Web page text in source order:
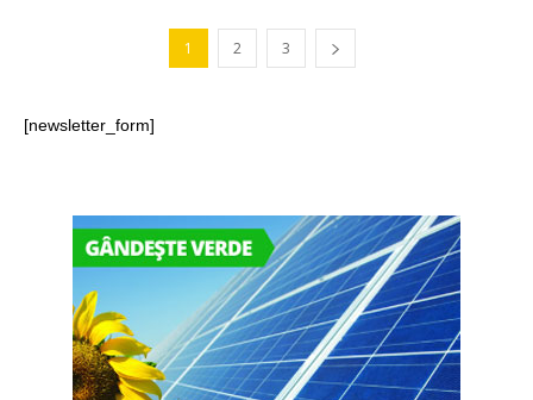
1 2 3
[newsletter_form]